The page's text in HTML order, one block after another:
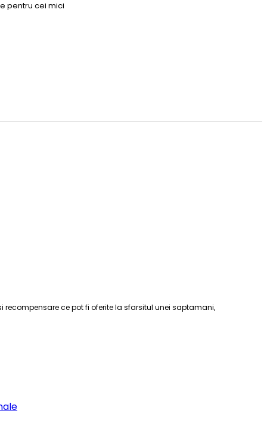
pentru cei mici
ce pot fi oferite la sfarsitul unei saptamani,